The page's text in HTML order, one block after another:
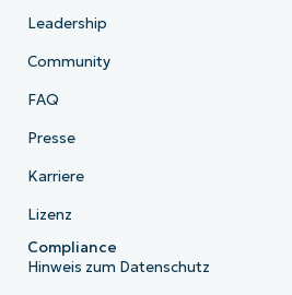
Leadership
Community
FAQ
Presse
Karriere
Lizenz
Compliance
Hinweis zum Datenschutz